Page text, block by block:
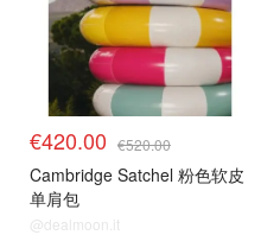
€420.00 €520.00
Cambridge Satchel 粉色软皮
单肩包
@dealmoon.it